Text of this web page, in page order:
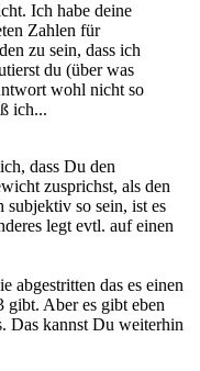
Ich habe deine
Zahlen für
zu sein, dass ich
du (über was
wohl nicht so
ich...
dass Du den
zusprichst, als den
subjektiv so sein, ist es
legt evtl. auf einen
abgestritten das es einen
Aber es gibt eben
Das kannst Du weiterhin